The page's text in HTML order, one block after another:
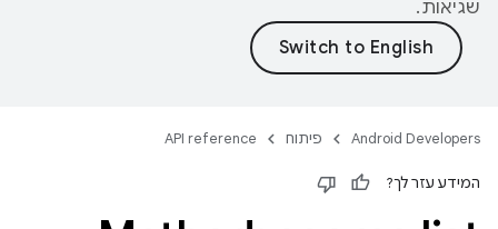
שגיאות.
Android Developers פיתוח API reference
המידע עזר לך?